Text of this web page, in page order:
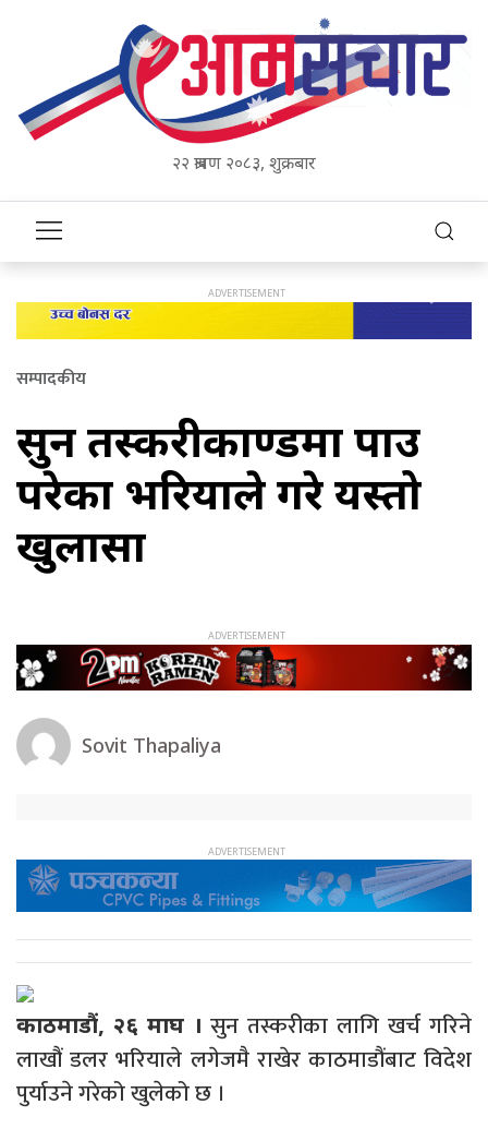
२२ श्रावण २०८३, शुक्रबार
सम्पादकीय
सुन तस्करीकाण्डमा पक्राउ
परेका भरियाले गरे यस्तो
खुलासा
Sovit Thapaliya
काठमाडौं, २६ माघ । सुन तस्करीका लागि खर्च गरिने
लाखौं डलर भरियाले लगेजमै राखेर काठमाडौंबाट विदेश
पुर्याउने गरेको खुलेको छ ।